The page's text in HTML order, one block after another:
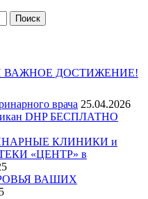
ВАЖНОЕ ДОСТИЖЕНИЕ!
врача 25.04.2026
DHP БЕСПЛАТНО
КЛИНИКИ и
«ЦЕНТР» в
ВАШИХ